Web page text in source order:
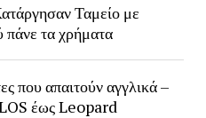
Ταμείο με
τα χρήματα
που απαιτούν αγγλικά –
έως Leopard